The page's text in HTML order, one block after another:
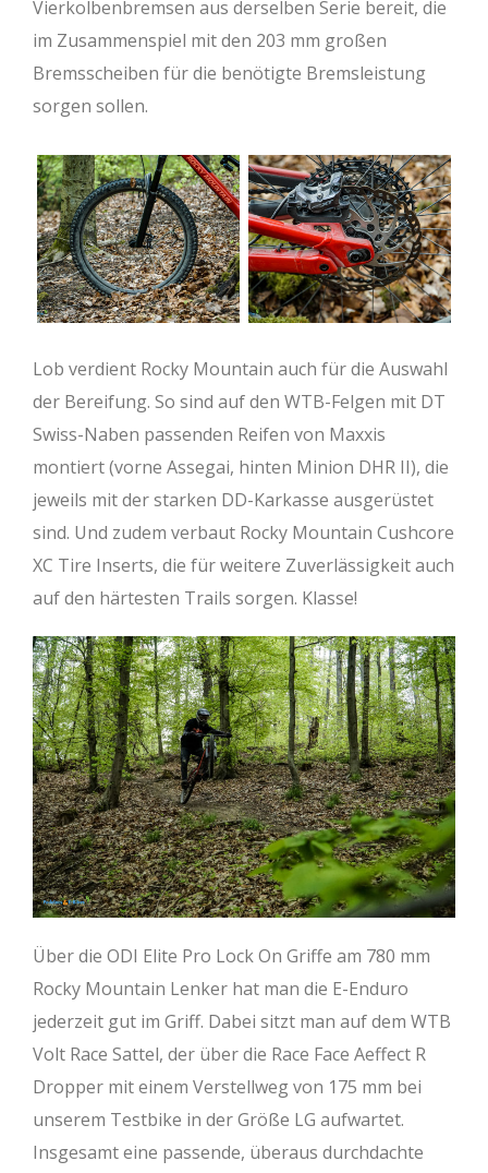
Vierkolbenbremsen aus derselben Serie bereit, die
im Zusammenspiel mit den 203 mm großen
Bremsscheiben für die benötigte Bremsleistung
sorgen sollen.
Lob verdient Rocky Mountain auch für die Auswahl
der Bereifung. So sind auf den WTB-Felgen mit DT
Swiss-Naben passenden Reifen von Maxxis
montiert (vorne Assegai, hinten Minion DHR II), die
jeweils mit der starken DD-Karkasse ausgerüstet
sind. Und zudem verbaut Rocky Mountain Cushcore
XC Tire Inserts, die für weitere Zuverlässigkeit auch
auf den härtesten Trails sorgen. Klasse!
Über die ODI Elite Pro Lock On Griffe am 780 mm
Rocky Mountain Lenker hat man die E-Enduro
jederzeit gut im Griff. Dabei sitzt man auf dem WTB
Volt Race Sattel, der über die Race Face Aeffect R
Dropper mit einem Verstellweg von 175 mm bei
unserem Testbike in der Größe LG aufwartet.
Insgesamt eine passende, überaus durchdachte